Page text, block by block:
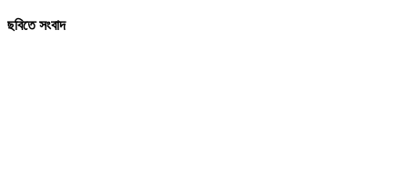
ছবিতে সংবাদ